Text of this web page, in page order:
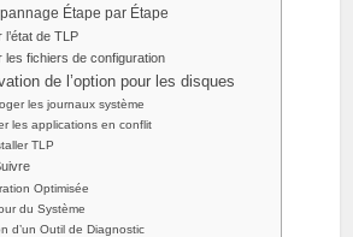
Étape par Étape
l’état de TLP
les fichiers de configuration
de l’option pour les disques
les journaux système
les applications en conflit
TLP
Optimisée
du Système
d’un Outil de Diagnostic